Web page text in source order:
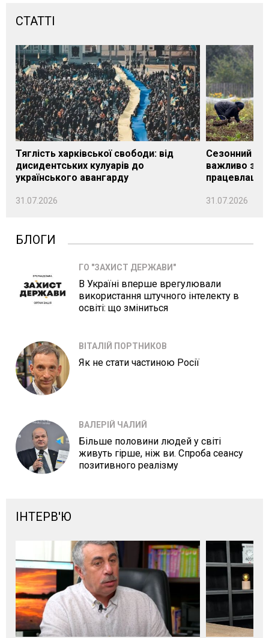
СТАТТІ
Тяглість харківської свободи: від
дисидентських кулуарів до
українського авангарду
31.07.2026
Сезонний
важливо
31.07.2026
БЛОГИ
ГО "ЗАХИСТ ДЕРЖАВИ"
В Україні вперше врегулювали
використання штучного інтелекту в
освіті: що зміниться
ВІТАЛІЙ ПОРТНИКОВ
Як не стати частиною Росії
ВАЛЕРІЙ ЧАЛИЙ
Більше половини людей у світі
живуть гірше, ніж ви. Спроба сеансу
позитивного реалізму
ІНТЕРВ'Ю